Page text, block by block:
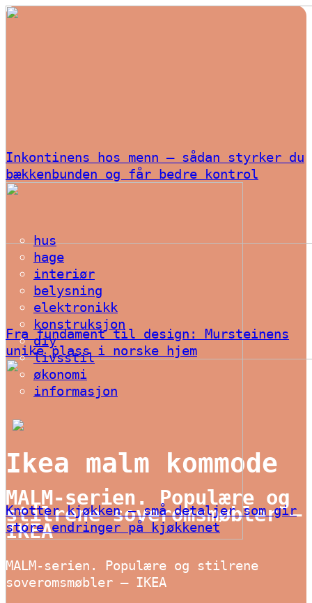
Inkontinens hos menn – sådan styrker du
bækkenbunden og får bedre kontrol
Fra fundament til design: Mursteinens
unike plass i norske hjem
Knotter kjøkken – små detaljer som gir
store endringer på kjøkkenet
hus
hage
interiør
belysning
elektronikk
konstruksjon
diy
livsstil
økonomi
informasjon
Ikea malm kommode
MALM-serien. Populære og
stilrene soveromsmøbler –
IKEA
MALM-serien. Populære og stilrene
soveromsmøbler – IKEA